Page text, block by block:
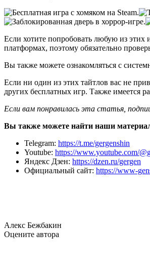
Если хотите попробовать любую из этих
платформах, поэтому обязательно
Вы также можете ознакомляться с
Если ни один из этих тайтлов вас не
других бесплатных игр. Также имеется
Если вам понравилась эта статья,
Вы также можете найти наши
Telegram: https://t.me/gergenshin
Youtube: https://www.youtube.com/
Яндекс Дзен: https://dzen.ru/gergen
Официальный сайт: https://www-
Алекс Бежбакин
Оцените автора